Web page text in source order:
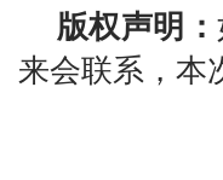
版权声明：
来会联系 ，